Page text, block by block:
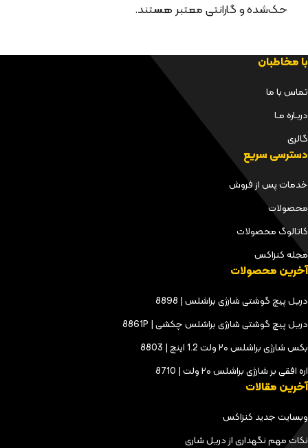
حک‌شده و گارانتی معتبر هستند.
با مخاطبان
تماس با ما
دربـاره مـا
گالری
دسترسی سریع
خدمات پس از فروش
محصولات
کاتالوگ محصولات
مجله کنزاکس
آخرین محصولات
دریل پیچ گوشتی شارژی براشلس | 8898
دریل پیچ گوشتی شارژی براشلس چکشی | 8861P
بکس شارژی براشلس ۲۰ ولت 1.2 اینچ | 8803
اره افقی بر شارژی براشلس ۲۰ ولت | 8710
آخرین مقالات
وبسایت جدید کنزاکس
نکات مهم نگهداری از دریل شاری